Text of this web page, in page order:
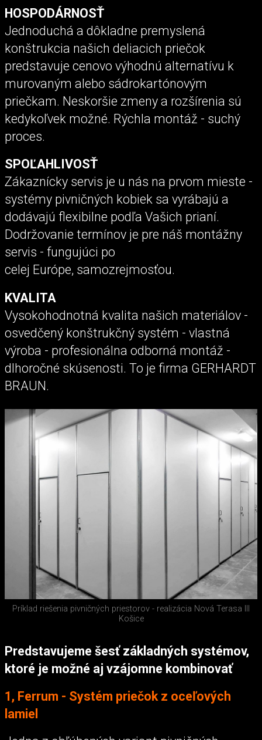
HOSPODÁRNOSŤ
Jednoduchá a dôkladne premyslená
konštrukcia našich deliacich priečok
predstavuje cenovo výhodnú alternatívu k
murovaným alebo sádrokartónovým
priečkam. Neskoršie zmeny a rozšírenia sú
kedykoľvek možné. Rýchla montáž - suchý
proces.
SPOĽAHLIVOSŤ
Zákaznícky servis je u nás na prvom mieste -
systémy pivničných kobiek sa vyrábajú a
dodávajú flexibilne podľa Vašich prianí.
Dodržovanie termínov je pre náš montážny
servis - fungujúci po
celej Európe, samozrejmosťou.
KVALITA
Vysokohodnotná kvalita našich materiálov -
osvedčený konštrukčný systém - vlastná
výroba - profesionálna odborná montáž -
dlhoročné skúsenosti. To je firma GERHARDT
BRAUN.
Príklad riešenia pivničných priestorov - realizácia Nová Terasa III
Košice
Predstavujeme šesť základných systémov,
ktoré je možné aj vzájomne kombinovať
1, Ferrum - Systém priečok z oceľových
lamiel